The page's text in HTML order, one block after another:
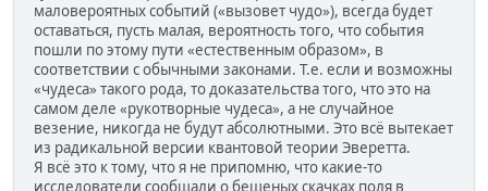
маловероятных событий («вызовет чудо»), всегда будет
оставаться, пусть малая, вероятность того, что события
пошли по этому пути «естественным образом», в
соответствии с обычными законами. Т.е. если и возможны
«чудеса» такого рода, то доказательства того, что это на
самом деле «рукотворные чудеса», а не случайное
везение, никогда не будут абсолютными. Это всё вытекает
из радикальной версии квантовой теории Эверетта.
Я всё это к тому, что я не припомню, что какие-то
исследователи сообщали о бешеных скачках поля в